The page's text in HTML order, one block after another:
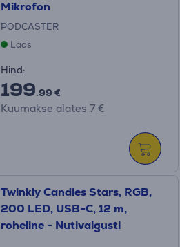
Mikrofon
PODCASTER
Laos
Hind:
199.99 €
Kuumakse alates 7 €
Twinkly Candies Stars, RGB,
200 LED, USB-C, 12 m,
roheline - Nutivalgusti